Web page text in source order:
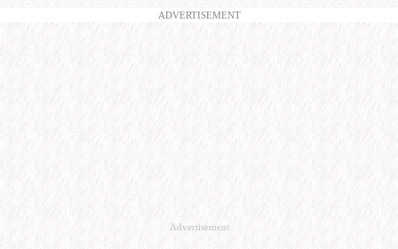
ADVERTISEMENT
Advertisement